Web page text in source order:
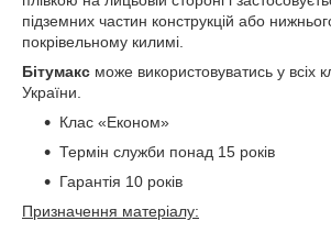
підземних частин конструкцій або
покрівельному килимі.
Бітумакс може використовуватись у всіх
України.
Клас «Економ»
Термін служби понад 15 років
Гарантія 10 років
Призначення матеріалу: